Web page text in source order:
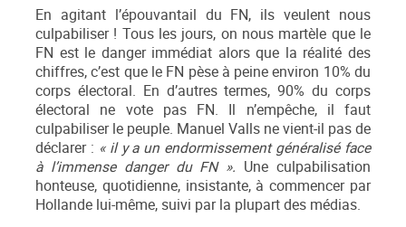
En agitant l’épouvantail du FN, ils veulent nous
culpabiliser ! Tous les jours, on nous martèle que le
FN est le danger immédiat alors que la réalité des
chiffres, c’est que le FN pèse à peine environ 10% du
corps électoral. En d’autres termes, 90% du corps
électoral ne vote pas FN. Il n’empêche, il faut
culpabiliser le peuple. Manuel Valls ne vient-il pas de
déclarer : « il y a un endormissement généralisé face
à l’immense danger du FN ». Une culpabilisation
honteuse, quotidienne, insistante, à commencer par
Hollande lui-même, suivi par la plupart des médias.